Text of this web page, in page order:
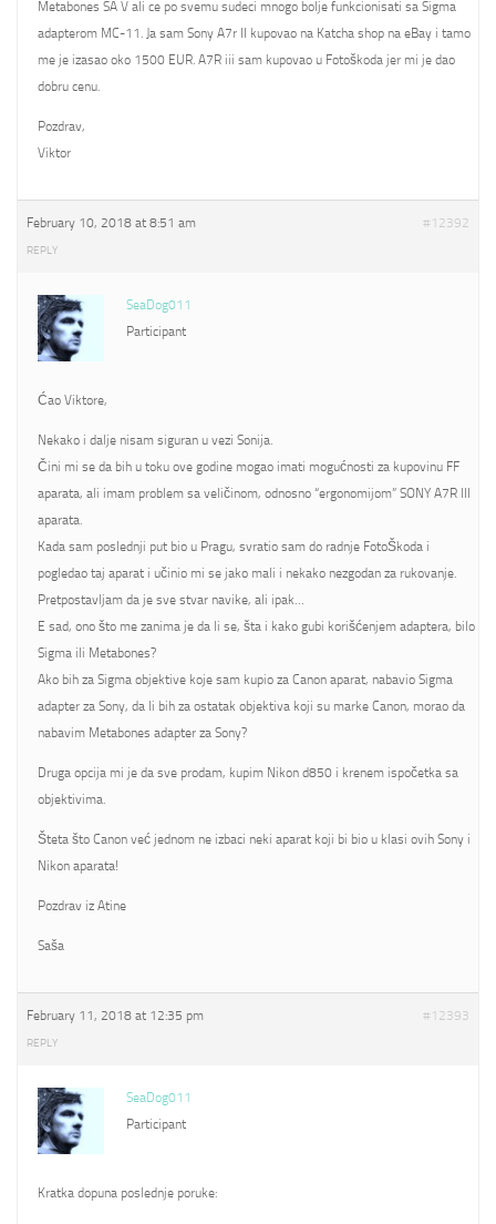
Metabones SA V ali ce po svemu sudeci mnogo bolje funkcionisati sa Sigma
adapterom MC-11. Ja sam Sony A7r II kupovao na Katcha shop na eBay i tamo
me je izasao oko 1500 EUR. A7R iii sam kupovao u Fotoškoda jer mi je dao
dobru cenu.
Pozdrav,
Viktor
February 10, 2018 at 8:51 am #12392
REPLY
SeaDog011
Participant
Ćao Viktore,
Nekako i dalje nisam siguran u vezi Sonija.
Čini mi se da bih u toku ove godine mogao imati mogućnosti za kupovinu FF
aparata, ali imam problem sa veličinom, odnosno “ergonomijom” SONY A7R III
aparata.
Kada sam poslednji put bio u Pragu, svratio sam do radnje FotoŠkoda i
pogledao taj aparat i učinio mi se jako mali i nekako nezgodan za rukovanje.
Pretpostavljam da je sve stvar navike, ali ipak…
E sad, ono što me zanima je da li se, šta i kako gubi korišćenjem adaptera, bilo
Sigma ili Metabones?
Ako bih za Sigma objektive koje sam kupio za Canon aparat, nabavio Sigma
adapter za Sony, da li bih za ostatak objektiva koji su marke Canon, morao da
nabavim Metabones adapter za Sony?
Druga opcija mi je da sve prodam, kupim Nikon d850 i krenem ispočetka sa
objektivima.
Šteta što Canon već jednom ne izbaci neki aparat koji bi bio u klasi ovih Sony i
Nikon aparata!
Pozdrav iz Atine
Saša
February 11, 2018 at 12:35 pm #12393
REPLY
SeaDog011
Participant
Kratka dopuna poslednje poruke: